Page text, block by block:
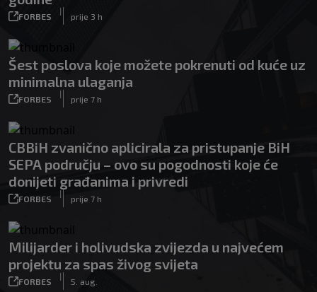
FORBES
|
prije 3 h
Šest poslova koje možete pokrenuti od kuće uz
minimalna ulaganja
FORBES
|
prije 7 h
CBBiH zvanično aplicirala za pristupanje BiH
SEPA području – ovo su pogodnosti koje će
donijeti građanima i privredi
FORBES
|
prije 7 h
Milijarder i holivudska zvijezda u najvećem
projektu za spas živog svijeta
FORBES
|
5. aug.